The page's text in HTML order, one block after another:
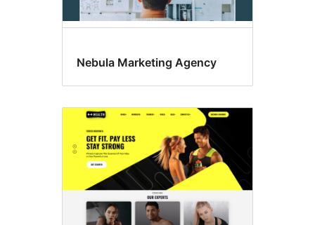
Nebula Marketing Agency